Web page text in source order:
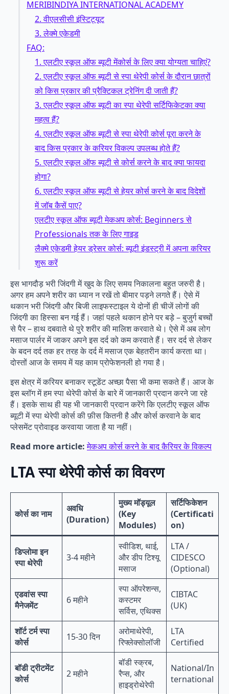
MERIBINDIYA INTERNATIONAL ACADEMY
2. वीएलसीसी इंस्टिट्यूट
3. लेक्मे एकेडमी
FAQ:
1. एलटीए स्कूल ऑफ ब्यूटी मेंकोर्स के लिए क्या योग्यता चाहिएं?
2. एलटीए स्कूल ऑफ ब्यूटी से स्पा थेरेपी कोर्स के दौरान छात्रों
को किस प्रकार की प्रैक्टिकल ट्रेनिंग दी जाती हैं?
3. एलटीए स्कूल ऑफ ब्यूटी का स्पा थेरेपी सर्टिफिकेटका क्या
महत्व हैं?
4. एलटीए स्कूल ऑफ ब्यूटी से स्पा थेरेपी कोर्स पूरा करने के
बाद किस प्रकार के करियर विकल्प उपलब्ध होते हैं?
5. एलटीए स्कूल ऑफ ब्यूटी से कोर्स करने के बाद क्या फायदा
होगा?
6. एलटीए स्कूल ऑफ ब्यूटी से हेयर कोर्स करने के बाद विदेशों
में जॉब कैसें पाए?
एलटीए स्कूल ऑफ ब्यूटी मेकअप कोर्स: Beginners से
Professionals तक के लिए गाइड
लैक्मे एकेडमी हेयर ड्रेसर कोर्स: ब्यूटी इंडस्ट्री में अपना करियर
शुरू करें
इस भागदौड़ भरी जिंदगी में खुद के लिए समय निकालना बहुत जरुरी है।
अगर हम अपने शरीर का ध्यान न रखें तो बीमार पड़ने लगते हैं। ऐसे में
थकान भरी जिंदगी और बिजी लाइफस्टाइल ये दोनों ही चीजें लोगों की
जिंदगी का हिस्सा बन गई हैं। जहां पहले थकान होने पर बड़े – बुजुर्ग बच्चों
से पैर – हाथ दबवाते थे पुरे शरीर की मालिश करवाते थे। ऐसे में अब लोग
मसाज पार्लर में जाकर अपने इस दर्द को कम करवाते हैं। सर दर्द से लेकर
के बदन दर्द तक हर तरह के दर्द में मसाज एक बेहतरीन कार्य करता था।
दोस्तों आज के समय में यह काम प्रोफेशनली हो गया है।
इस क्षेत्र में करियर बनाकर स्टूडेंट अच्छा पैसा भी कमा सकते हैं। आज के
इस ब्लॉग में हम स्पा थेरेपी कोर्स के बारे में जानकारी प्रदान करने जा रहे
हैं। इसके साथ ही यह भी जानकारी प्रदान करेंगे कि एलटीए स्कूल ऑफ
ब्यूटी में स्पा थेरेपी कोर्स की फ़ीस कितनी है और कोर्स करवाने के बाद
प्लेसमेंट प्रोवाइड करवाया जाता है या नहीं।
Read more article:मेकअप कोर्स करने के बाद कैरियर के विकल्प
LTA स्पा थेरेपी कोर्स का विवरण
कोर्स का नाम
अवधि
(Duration)
मुख्य मॉड्यूल
(Key
Modules)
सर्टिफिकेशन
(Certificati
on)
डिप्लोमा इन
स्पा थेरेपी
3-4 महीने
स्वीडिश, थाई,
और डीप टिश्यू
मसाज
LTA /
CIDESCO
(Optional)
एडवांस स्पा
मैनेजमेंट
6 महीने
स्पा ऑपरेशन्स,
कस्टमर
सर्विस, एथिक्स
CIBTAC
(UK)
शॉर्ट टर्म स्पा
कोर्स
15-30 दिन
अरोमाथेरेपी,
रिफ्लेक्सोलॉजी
LTA
Certified
बॉडी ट्रीटमेंट
कोर्स
2 महीने
बॉडी स्क्रब,
रैप्स, और
हाइड्रोथेरेपी
National/In
ternational